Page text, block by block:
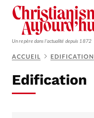
Un repère dans l'actualité depuis 1872
Monde
ACCUEIL EDIFICATION
Edification